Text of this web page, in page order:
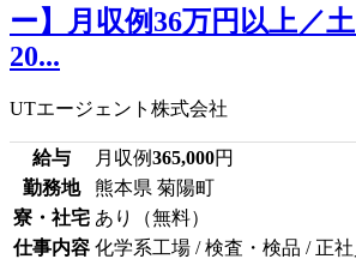
ー】月収例36万円以上／
20...
UTエージェント株式会社
給与 月収例365,000円
勤務地
熊本県 菊陽町
寮・社宅 あり（無料）
仕事内容 化学系工場 / 検査・検品 / 正社